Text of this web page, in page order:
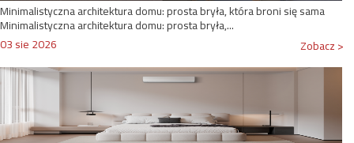
Minimalistyczna architektura domu: prosta bryła, która broni się sama
Minimalistyczna architektura domu: prosta bryła,...
03 sie 2026
Zobacz >